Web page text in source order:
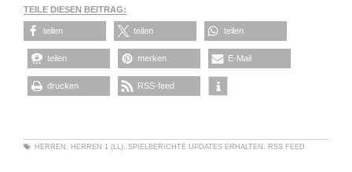
TEILE DIESEN BEITRAG:
teilen teilen teilen
teilen merken E-Mail
drucken RSS-feed
HERREN , HERREN 1 (LL), SPIELBERICHTE UPDATES ERHALTEN: RSS FEED